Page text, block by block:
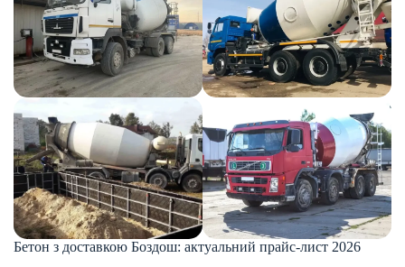
Бетон з доставкою Боздош: актуальний прайс-лист 2026